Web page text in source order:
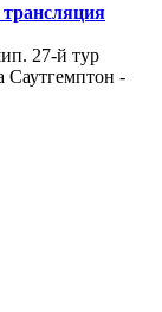
27-й тур
Саутгемптон -